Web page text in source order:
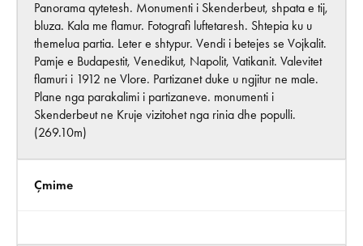
Panorama qytetesh. Monumenti i Skenderbeut, shpata e tij,
bluza. Kala me flamur. Fotografi luftetaresh. Shtepia ku u
themelua partia. Leter e shtypur. Vendi i betejes se Vojkalit.
Pamje e Budapestit, Venedikut, Napolit, Vatikanit. Valevitet
flamuri i 1912 ne Vlore. Partizanet duke u ngjitur ne male.
Plane nga parakalimi i partizaneve. monumenti i
Skenderbeut ne Kruje vizitohet nga rinia dhe populli.
(269.10m)
Çmime